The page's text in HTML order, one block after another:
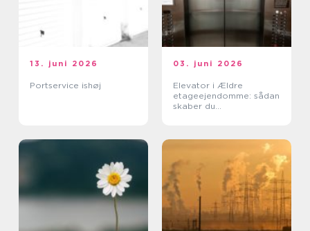
13. juni 2026
Portservice ishøj
03. juni 2026
Elevator i Ældre
etageejendomme: sådan
skaber du